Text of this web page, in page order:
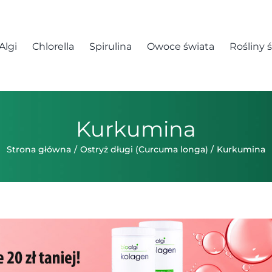
Chlorella Spirulina Owoce świata Rośliny
Kurkumina
Strona główna Ostryż długi (Curcuma longa) Kurkumina